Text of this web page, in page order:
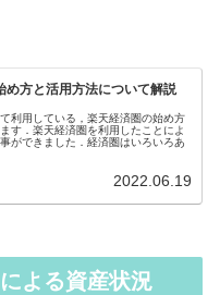
め方と活用方法について解説
利用している，楽天経済圏の始め方
す．楽天経済圏を利用したことによ
ができました．経済圏はいろいろあ
2022.06.19
よる資産状況